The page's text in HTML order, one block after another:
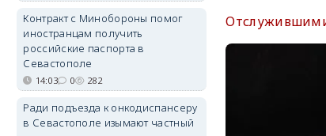
Контракт с Минобороны помог
иностранцам получить
российские паспорта в
Севастополе
14:03 0 282
Ради подъезда к онкодиспансеру
в Севастополе изымают частный